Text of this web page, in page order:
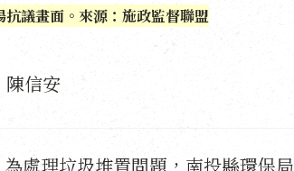
抗議畫面。來源：施政監督聯盟
信安
處理垃圾堆置問題，南投縣環保局